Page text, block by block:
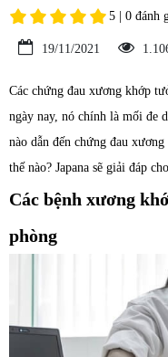
5 | 0 đánh
19/11/2021
Các chứng đau xương khớp
ngày nay, nó chính là mối đe
nào dẫn đến chứng đau
thế nào? Japana sẽ giải đáp
Các bệnh xương
phòng